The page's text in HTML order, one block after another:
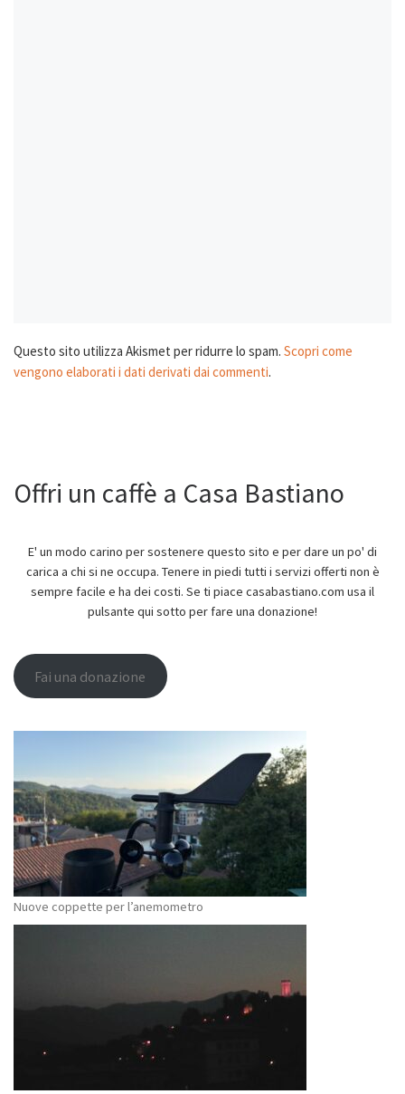
Questo sito utilizza Akismet per ridurre lo spam. Scopri come
vengono elaborati i dati derivati dai commenti.
Offri un caffè a Casa Bastiano
E' un modo carino per sostenere questo sito e per dare un po' di
carica a chi si ne occupa. Tenere in piedi tutti i servizi offerti non è
sempre facile e ha dei costi. Se ti piace casabastiano.com usa il
pulsante qui sotto per fare una donazione!
Fai una donazione
Nuove coppette per l’anemometro